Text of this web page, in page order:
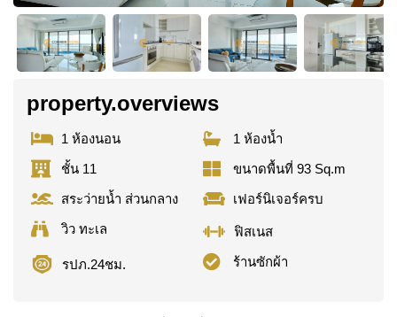
property.overviews
1 ห้องนอน
1 ห้องน้ำ
ชั้น 11
ขนาดพื้นที่ 93 Sq.m
สระว่ายน้ำ ส่วนกลาง
เฟอร์นิเจอร์ครบ
วิว ทะเล
ฟิสเนส
รปภ.24ชม. ร้านซักผ้า